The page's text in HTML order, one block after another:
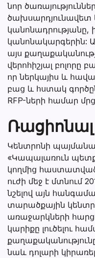
նոր
կանոնադրությանը,
կանոնակարգերին:
այս
վերոհիշյալ բոլորը
որ ներկայիս և
բաց և հստակ
RFP-ների համար
Ռացիոնալ
Կենտրոնի
«Կապալառուն
կողմից
ուժի մեջ է մտնում
նշելով այն
տարածքային
առաջարկների
կարիքը լուծելու
նաև դոլարի